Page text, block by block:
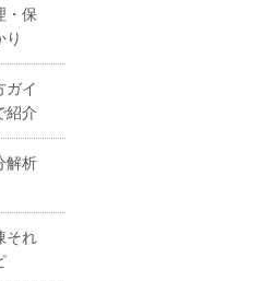
・保
り
ガイ
紹介
解析
それ